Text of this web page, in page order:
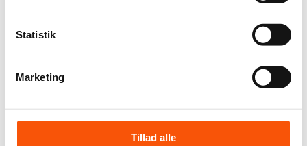
Statistik
Marketing
Tillad alle